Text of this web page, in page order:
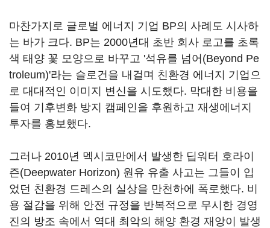
마찬가지로 글로벌 에너지 기업 BP의 사례도 시사하
는 바가 크다. BP는 2000년대 초반 회사 로고를 초록
색 태양 꽃 모양으로 바꾸고 '석유를 넘어(Beyond Pe
troleum)'라는 슬로건을 내걸며 친환경 에너지 기업으
로 대대적인 이미지 변신을 시도했다. 막대한 비용을
들여 기후변화 방지 캠페인을 후원하고 재생에너지
투자를 홍보했다.
그러나 2010년 멕시코만에서 발생한 딥워터 호라이
즌(Deepwater Horizon) 원유 유출 사고는 그들이 입
었던 친환경 드레스의 실상을 만천하에 폭로했다. 비
용 절감을 위해 안전 규정을 반복적으로 무시한 경영
진의 방조 속에서 역대 최악의 해양 환경 재앙이 발생